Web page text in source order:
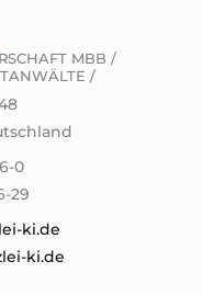
MBB /
/
0
29
ki.de
ki.de